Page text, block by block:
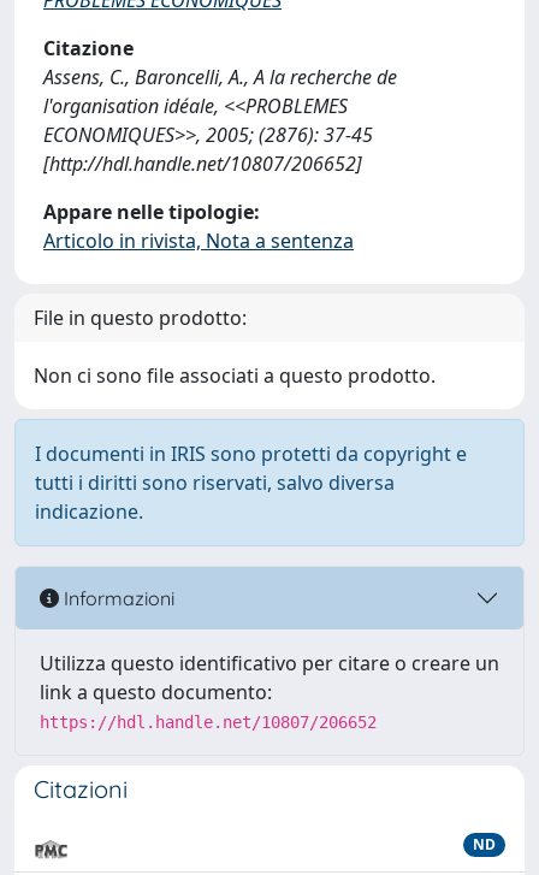
Citazione
Assens, C., Baroncelli, A., A la recherche de
l'organisation idéale, <<PROBLEMES
ECONOMIQUES>>, 2005; (2876): 37-45
[http://hdl.handle.net/10807/206652]
Appare nelle tipologie:
Articolo in rivista, Nota a sentenza
File in questo prodotto:
Non ci sono file associati a questo prodotto.
I documenti in IRIS sono protetti da copyright e
tutti i diritti sono riservati, salvo diversa
indicazione.
Informazioni
Utilizza questo identificativo per citare o creare un
link a questo documento:
https://hdl.handle.net/10807/206652
Citazioni
ND